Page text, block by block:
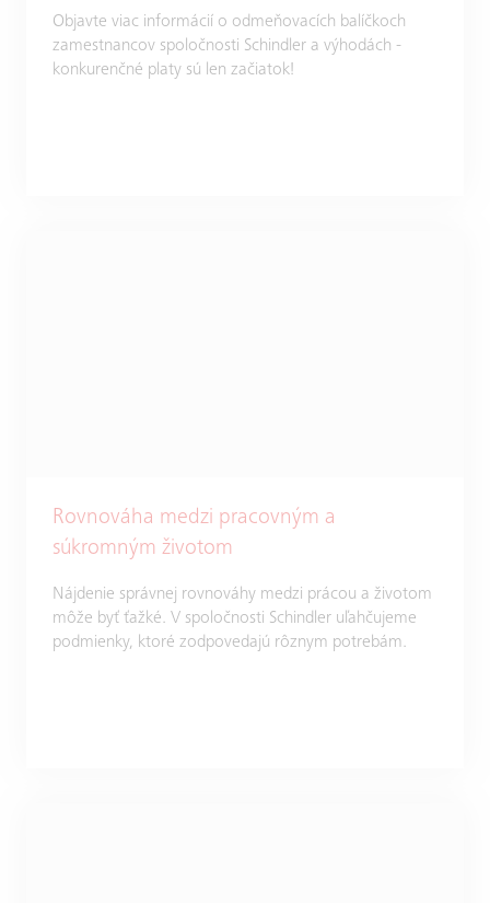
Objavte viac informácií o odmeňovacích balíčkoch
zamestnancov spoločnosti Schindler a výhodách -
konkurenčné platy sú len začiatok!
Rovnováha medzi pracovným a
súkromným životom
Nájdenie správnej rovnováhy medzi prácou a životom
môže byť ťažké. V spoločnosti Schindler uľahčujeme
podmienky, ktoré zodpovedajú rôznym potrebám.